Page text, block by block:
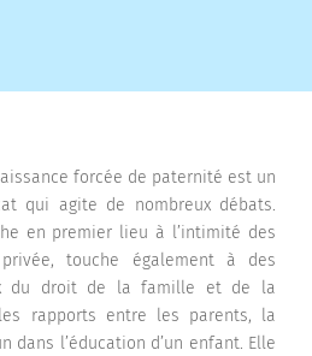
forcée de paternité est un
qui agite de nombreux débats.
en premier lieu à l’intimité des
touche également à des
du droit de la famille et de la
rapports entre les parents, la
dans l’éducation d’un enfant. Elle